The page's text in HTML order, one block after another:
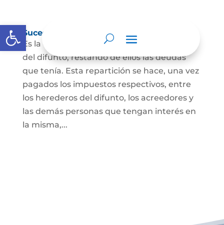
Abrir barra de herramientas
Sucesión de bienes por causa de muerte
Es la que se hace para repartir los bienes
del difunto, restando de ellos las deudas
que tenía. Esta repartición se hace, una vez
pagados los impuestos respectivos, entre
los herederos del difunto, los acreedores y
las demás personas que tengan interés en
la misma,...